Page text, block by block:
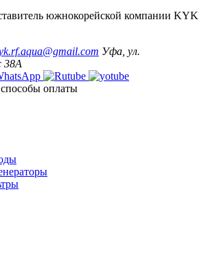
южнокорейской компании KYK
Уфа, ул.
38А